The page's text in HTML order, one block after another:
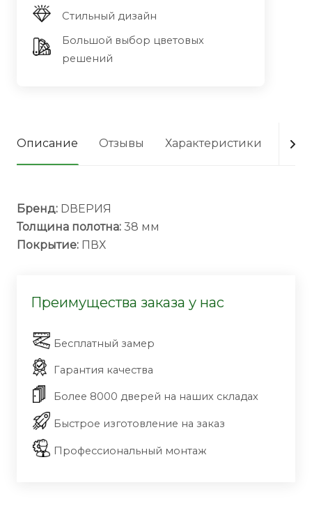
Стильный дизайн
Большой выбор цветовых
решений
Описание Отзывы Характеристики
Бренд: DВЕРИЯ
Толщина полотна: 38 мм
Покрытие: ПВХ
Преимущества заказа у нас
Бесплатный замер
Гарантия качества
Более 8000 дверей на наших складах
Быстрое изготовление на заказ
Профессиональный монтаж